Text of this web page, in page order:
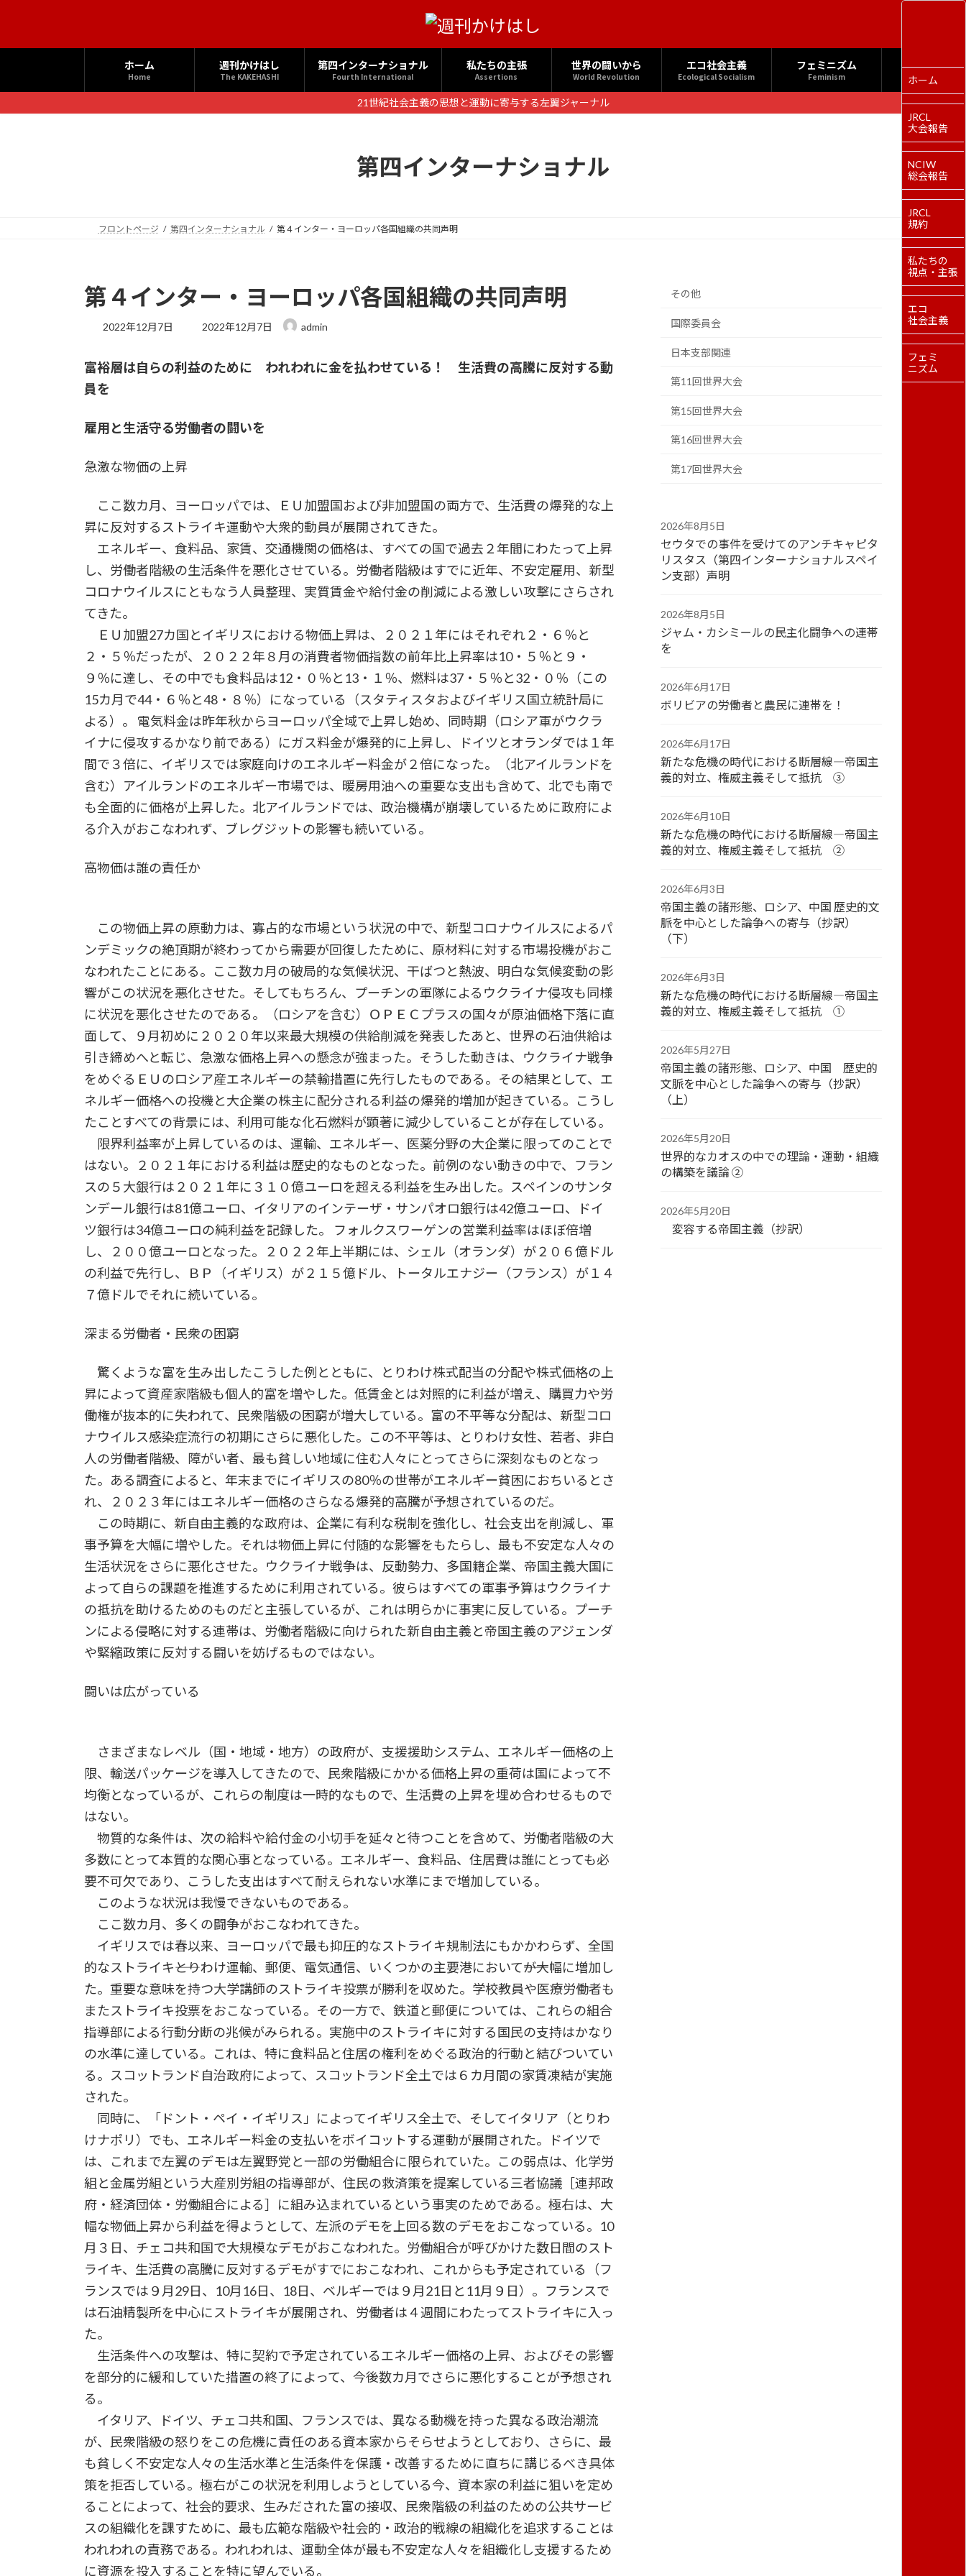
へ
ス
ョ
ン
ホーム
Home
週刊かけはし
The KAKEHASHI
第四インターナショナル
Fourth International
私たちの主張
Assertions
世界の闘いから
World Revolution
エコ社会主義
Ecological Socialism
フェミニズム
Feminism
21世紀社会主義の思想と運動に寄与する左翼ジャーナル
第四インターナショナル
フロントページ 第四インターナショナル 第４インター・ヨーロッパ各国組織の共同声明
第４インター・ヨーロッパ各国組織の共同声明
2022年12月7日
最
新
2022年12月7日 admin
富裕層は自らの利益のために われわれに金を払わせている！ 生活費の高騰に反対する動
員を
雇用と生活守る労働者の闘いを
急激な物価の上昇
ここ数カ月、ヨーロッパでは、ＥＵ加盟国および非加盟国の両方で、生活費の爆発的な上
昇に反対するストライキ運動や大衆的動員が展開されてきた。
エネルギー、食料品、家賃、交通機関の価格は、すべての国で過去２年間にわたって上昇
し、労働者階級の生活条件を悪化させている。労働者階級はすでに近年、不安定雇用、新型
コロナウイルスにともなう人員整理、実質賃金や給付金の削減による激しい攻撃にさらされ
てきた。
ＥＵ加盟27カ国とイギリスにおける物価上昇は、２０２１年にはそれぞれ２・６％と
２・５％だったが、２０２２年８月の消費者物価指数の前年比上昇率は10・５％と９・
９％に達し、その中でも食料品は12・０％と13・１％、燃料は37・５％と32・０％（この
15カ月で44・６％と48・８％）になっている（スタティスタおよびイギリス国立統計局に
よる）。 電気料金は昨年秋からヨーロッパ全域で上昇し始め、同時期（ロシア軍がウクラ
イナに侵攻するかなり前である）にガス料金が爆発的に上昇し、ドイツとオランダでは１年
間で３倍に、イギリスでは家庭向けのエネルギー料金が２倍になった。（北アイルランドを
含む）アイルランドのエネルギー市場では、暖房用油への重要な支出も含めて、北でも南で
も全面的に価格が上昇した。北アイルランドでは、政治機構が崩壊しているために政府によ
る介入がおこなわれず、ブレグジットの影響も続いている。
高物価は誰の責任か
この物価上昇の原動力は、寡占的な市場という状況の中で、新型コロナウイルスによるパ
ンデミックの絶頂期が終わってから需要が回復したために、原材料に対する市場投機がおこ
なわれたことにある。ここ数カ月の破局的な気候状況、干ばつと熱波、明白な気候変動の影
響がこの状況を悪化させた。そしてもちろん、プーチンの軍隊によるウクライナ侵攻も同様
に状況を悪化させたのである。（ロシアを含む）ＯＰＥＣプラスの国々が原油価格下落に直
面して、９月初めに２０２０年以来最大規模の供給削減を発表したあと、世界の石油供給は
引き締めへと転じ、急激な価格上昇への懸念が強まった。そうした動きは、ウクライナ戦争
をめぐるＥＵのロシア産エネルギーの禁輸措置に先行したものである。その結果として、エ
ネルギー価格への投機と大企業の株主に配分される利益の爆発的増加が起きている。こうし
たことすべての背景には、利用可能な化石燃料が顕著に減少していることが存在している。
限界利益率が上昇しているのは、運輸、エネルギー、医薬分野の大企業に限ってのことで
はない。２０２１年における利益は歴史的なものとなった。前例のない動きの中で、フラン
スの５大銀行は２０２１年に３１０億ユーロを超える利益を生み出した。スペインのサンタ
ンデール銀行は81億ユーロ、イタリアのインテーザ・サンパオロ銀行は42億ユーロ、ドイ
ツ銀行は34億ユーロの純利益を記録した。 フォルクスワーゲンの営業利益率はほぼ倍増
し、２００億ユーロとなった。２０２２年上半期には、シェル（オランダ）が２０６億ドル
の利益で先行し、ＢＰ（イギリス）が２１５億ドル、トータルエナジー（フランス）が１４
７億ドルでそれに続いている。
深まる労働者・民衆の困窮
驚くような富を生み出したこうした例とともに、とりわけ株式配当の分配や株式価格の上
昇によって資産家階級も個人的富を増やした。低賃金とは対照的に利益が増え、購買力や労
働権が抜本的に失われて、民衆階級の困窮が増大している。富の不平等な分配は、新型コロ
ナウイルス感染症流行の初期にさらに悪化した。この不平等は、とりわけ女性、若者、非白
人の労働者階級、障がい者、最も貧しい地域に住む人々にとってさらに深刻なものとなっ
た。ある調査によると、年末までにイギリスの80％の世帯がエネルギー貧困におちいるとさ
れ、２０２３年にはエネルギー価格のさらなる爆発的高騰が予想されているのだ。
この時期に、新自由主義的な政府は、企業に有利な税制を強化し、社会支出を削減し、軍
事予算を大幅に増やした。それは物価上昇に付随的な影響をもたらし、最も不安定な人々の
生活状況をさらに悪化させた。ウクライナ戦争は、反動勢力、多国籍企業、帝国主義大国に
よって自らの課題を推進するために利用されている。彼らはすべての軍事予算はウクライナ
の抵抗を助けるためのものだと主張しているが、これは明らかに事実に反している。プーチ
ンによる侵略に対する連帯は、労働者階級に向けられた新自由主義と帝国主義のアジェンダ
や緊縮政策に反対する闘いを妨げるものではない。
闘いは広がっている
さまざまなレベル（国・地域・地方）の政府が、支援援助システム、エネルギー価格の上
限、輸送パッケージを導入してきたので、民衆階級にかかる価格上昇の重荷は国によって不
均衡となっているが、これらの制度は一時的なもので、生活費の上昇を埋め合わせるもので
はない。
物質的な条件は、次の給料や給付金の小切手を延々と待つことを含めて、労働者階級の大
多数にとって本質的な関心事となっている。エネルギー、食料品、住居費は誰にとっても必
要不可欠であり、こうした支出はすべて耐えられない水準にまで増加している。
このような状況は我慢できないものである。
ここ数カ月、多くの闘争がおこなわれてきた。
イギリスでは春以来、ヨーロッパで最も抑圧的なストライキ規制法にもかかわらず、全国
的なストライキ――とりわけ運輸、郵便、電気通信、いくつかの主要港において――が大幅に増加し
た。重要な意味を持つ大学講師のストライキ投票が勝利を収めた。学校教員や医療労働者も
またストライキ投票をおこなっている。その一方で、鉄道と郵便については、これらの組合
指導部による行動分断の兆候がみられる。実施中のストライキに対する国民の支持はかなり
の水準に達している。これは、特に食料品と住居の権利をめぐる政治的行動と結びついてい
る。スコットランド自治政府によって、スコットランド全土では６カ月間の家賃凍結が実施
された。
同時に、「ドント・ペイ・イギリス」によってイギリス全土で、そしてイタリア（とりわ
けナポリ）でも、エネルギー料金の支払いをボイコットする運動が展開された。ドイツで
は、これまで左翼のデモは左翼野党と一部の労働組合に限られていた。この弱点は、化学労
組と金属労組という大産別労組の指導部が、住民の救済策を提案している三者協議［連邦政
府・経済団体・労働組合による］に組み込まれているという事実のためである。極右は、大
幅な物価上昇から利益を得ようとして、左派のデモを上回る数のデモをおこなっている。10
月３日、チェコ共和国で大規模なデモがおこなわれた。労働組合が呼びかけた数日間のスト
ライキ、生活費の高騰に反対するデモがすでにおこなわれ、これからも予定されている（フ
ランスでは９月29日、10月16日、18日、ベルギーでは９月21日と11月９日）。フランスで
は石油精製所を中心にストライキが展開され、労働者は４週間にわたってストライキに入っ
た。
生活条件への攻撃は、特に契約で予定されているエネルギー価格の上昇、およびその影響
を部分的に緩和していた措置の終了によって、今後数カ月でさらに悪化することが予想され
る。
イタリア、ドイツ、チェコ共和国、フランスでは、異なる動機を持った異なる政治潮流
が、民衆階級の怒りをこの危機に責任のある資本家からそらせようとしており、さらに、最
も貧しく不安定な人々の生活水準と生活条件を保護・改善するために直ちに講じるべき具体
策を拒否している。極右がこの状況を利用しようとしている今、資本家の利益に狙いを定め
ることによって、社会的要求、生みだされた富の接収、民衆階級の利益のための公共サービ
スの組織化を課すために、最も広範な階級や社会的・政治的戦線の組織化を追求することは
われわれの責務である。われわれは、運動全体が最も不安定な人々を組織化し支援するため
に資源を投入することを特に望んでいる。
その他
国際委員会
日本支部関連
第11回世界大会
第15回世界大会
第16回世界大会
第17回世界大会
2026年8月5日
セウタでの事件を受けてのアンチキャピタ
リスタス（第四インターナショナルスペイ
ン支部）声明
2026年8月5日
ジャム・カシミールの民主化闘争への連帯
を
2026年6月17日
ボリビアの労働者と農民に連帯を！
2026年6月17日
新たな危機の時代における断層線―帝国主
義的対立、権威主義そして抵抗 ③
2026年6月10日
新たな危機の時代における断層線―帝国主
義的対立、権威主義そして抵抗 ②
2026年6月3日
帝国主義の諸形態、ロシア、中国 歴史的文
脈を中心とした論争への寄与（抄訳）
（下）
2026年6月3日
新たな危機の時代における断層線―帝国主
義的対立、権威主義そして抵抗 ①
2026年5月27日
帝国主義の諸形態、ロシア、中国 歴史的
文脈を中心とした論争への寄与（抄訳）
（上）
2026年5月20日
世界的なカオスの中での理論・運動・組織
の構築を議論 ②
2026年5月20日
変容する帝国主義（抄訳）
ホーム
JRCL
大会報告
NCIW
総会報告
JRCL
規約
私たちの
視点・主張
エコ
社会主義
フェミ
ニズム